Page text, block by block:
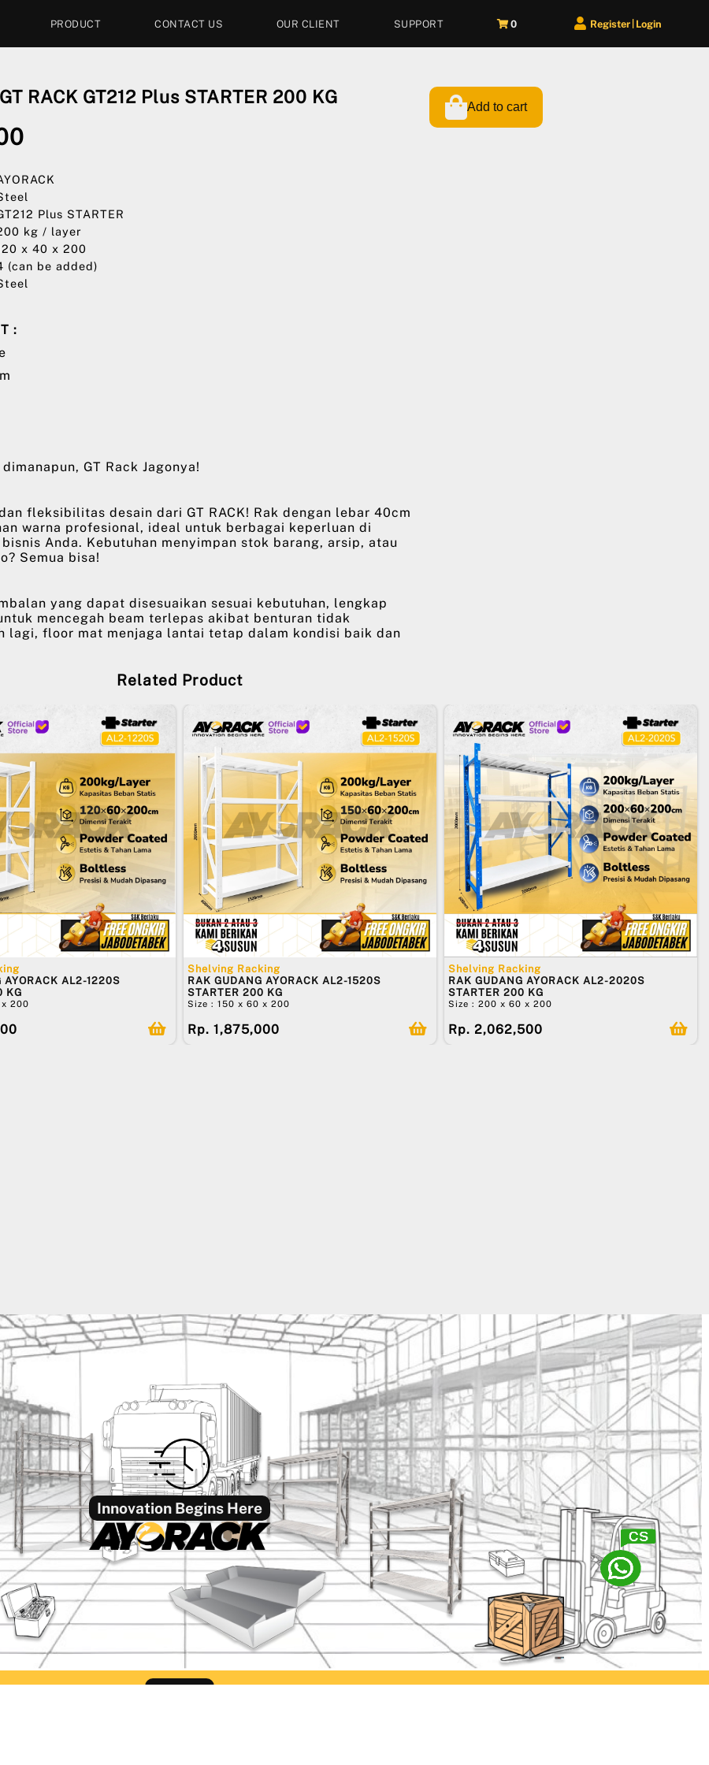
PRODUCT CONTACT US OUR CLIENT SUPPORT 0 Register Login
RACK GT212 Plus STARTER 200 KG
Plus STARTER
kg / layer
x 40 x 200
(can be added)
:
GT Rack Jagonya!
fleksibilitas desain dari GT RACK! Rak dengan lebar 40cm
warna profesional, ideal untuk berbagai keperluan di
Anda. Kebutuhan menyimpan stok barang, arsip, atau
Semua bisa!
yang dapat disesuaikan sesuai kebutuhan, lengkap
mencegah beam terlepas akibat benturan tidak
lagi, floor mat menjaga lantai tetap dalam kondisi baik dan
Add to cart
Related Product
AYORACK AL2-1220S
KG
200
Shelving Racking
RAK GUDANG AYORACK AL2-1520S
STARTER 200 KG
Size : 150 x 60 x 200
Rp. 1,875,000
Shelving Racking
RAK GUDANG AYORACK AL2-2020S
STARTER 200 KG
Size : 200 x 60 x 200
Rp. 2,062,500
Innovation Begins Here